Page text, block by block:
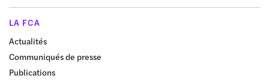
LA FCA
Actualités
Communiqués de presse
Publications